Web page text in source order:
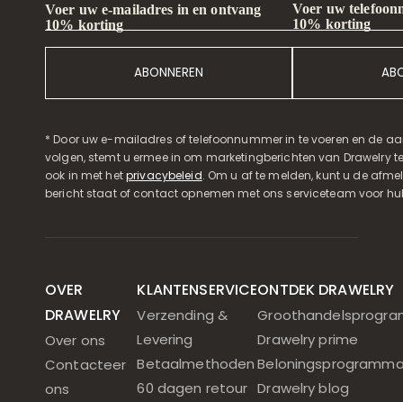
Voer uw e-mailadres in en ontvang
10% korting
ABONNEREN
Voer uw
10% korting
* Door uw e-mailadres of telefoonnummer in te voeren en de
volgen, stemt u ermee in om marketingberichten van Drawelry
ook in met hetprivacybeleid. Om u af te melden, kunt u de
bericht staat of contact opnemen met ons serviceteam voor
OVER
DRAWELRY
Over ons
Contacteer
ons
KLANTENSERVICE
Verzending &
Levering
Betaalmethoden
60 dagen retour
ONTDEK DRAWELRY
Drawelry prime
Drawelry blog